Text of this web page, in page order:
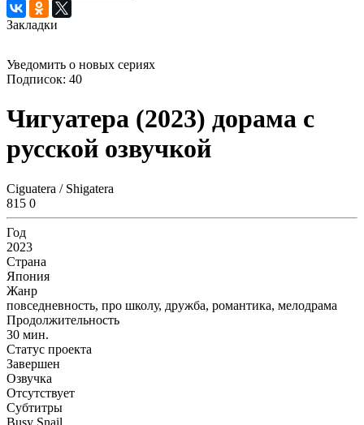
Закладки
Уведомить о новых сериях
Подписок: 40
Чигуатера (2023) дорама с
русской озвучкой
Ciguatera / Shigatera
815 0
Год
2023
Страна
Япония
Жанр
повседневность, про школу, дружба, романтика, мелодрама
Продолжительность
30 мин.
Статус проекта
Завершен
Озвучка
Отсутствует
Субтитры
Busy Snail